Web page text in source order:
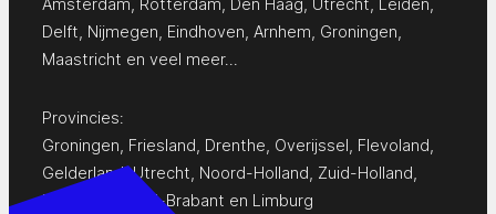
Delft Nijmegen Eindhoven Arnhem Groningen
Maastricht en veel meer…
Provincies:
Groningen Friesland Drenthe Overijssel Flevoland
Gelderland,Utrecht Noord-Holland Zuid-Holland
Zeeland
Noord-Brabant en Limburg